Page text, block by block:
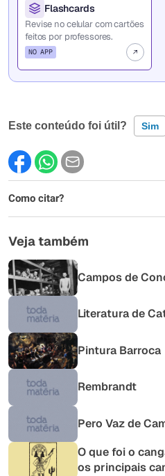
Flashcards
Revise no celular com cartões
feitos por professores.
NO APP
Este conteúdo foi útil? Sim
Este conteúdo contém
Este conteúdo não tem a
Como citar?
Veja também
Campos de
Literatura de
Pintura Barroca
Rembrandt
Pero Vaz de
O que foi o
os principais